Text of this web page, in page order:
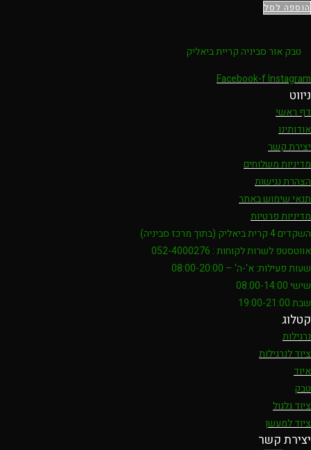
הוספה לסל
טבק אור סביניה קריית ביאליק
Facebook-fInstagram
ניווט
דף ראשי
אודותינו
יצירת קשר
מדיניות משלוחים
הצהרת נגישות
תנאי שימוש באתר
מדיניות פרטיות
השקדים 4 קרית ביאליק (בתוך מרכז סביניה)
אווטסטפ לשרות לקוחות : 052-4000276
שעות פעילות: א'-ה' – 08:00-20:00
שישי 08:00-14:00
שבת 19:00-21:00
קטלוג
נרגילות
ציוד לנרגילות
איוד
טבק
ציוד גלגול
ציוד למעשן
יצירת קשר